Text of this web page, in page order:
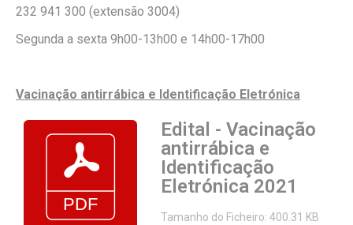
232 941 300 (extensão 3004)
Segunda a sexta 9h00-13h00 e 14h00-17h00
Vacinação antirrábica e Identificação Eletrónica
Edital - Vacinação
antirrábica e
Identificação
Eletrónica 2021
Tamanho do Ficheiro: 400.31 KB